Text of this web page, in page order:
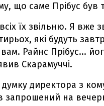
що саме Прібус був
їх звільню. Я вже
які будуть
Райнс Прібус...
Скарамуччі.
директора з
запрошений на